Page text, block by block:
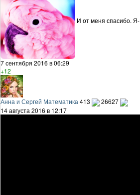
И от меня спасибо.
7 сентября 2016 в 06:29
+12
Анна и Сергей Математика 413
26627
14 августа 2016 в 12:17